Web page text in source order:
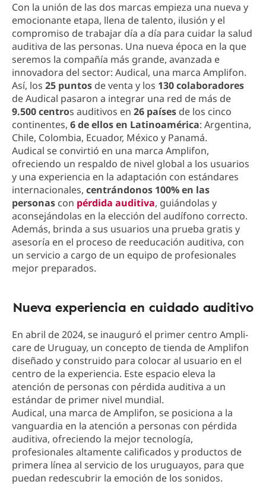
Con la unión de las dos marcas empieza una nueva y
emocionante etapa, llena de talento, ilusión y el
compromiso de trabajar día a día para cuidar la salud
auditiva de las personas. Una nueva época en la que
seremos la compañía más grande, avanzada e
innovadora del sector: Audical, una marca Amplifon.
Así, los 25 puntos de venta y los 130 colaboradores
de Audical pasaron a integrar una red de más de
9.500 centros auditivos en 26 países de los cinco
continentes, 6 de ellos en Latinoamérica: Argentina,
Chile, Colombia, Ecuador, México y Panamá.
Audical se convirtió en una marca Amplifon,
ofreciendo un respaldo de nivel global a los usuarios
y una experiencia en la adaptación con estándares
internacionales, centrándonos 100% en las
personas con pérdida auditiva, guiándolas y
aconsejándolas en la elección del audífono correcto.
Además, brinda a sus usuarios una prueba gratis y
asesoría en el proceso de reeducación auditiva, con
un servicio a cargo de un equipo de profesionales
mejor preparados.
Nueva experiencia en cuidado auditivo
En abril de 2024, se inauguró el primer centro Ampli-
care de Uruguay, un concepto de tienda de Amplifon
diseñado y construido para colocar al usuario en el
centro de la experiencia. Este espacio eleva la
atención de personas con pérdida auditiva a un
estándar de primer nivel mundial.
Audical, una marca de Amplifon, se posiciona a la
vanguardia en la atención a personas con pérdida
auditiva, ofreciendo la mejor tecnología,
profesionales altamente calificados y productos de
primera línea al servicio de los uruguayos, para que
puedan redescubrir la emoción de los sonidos.